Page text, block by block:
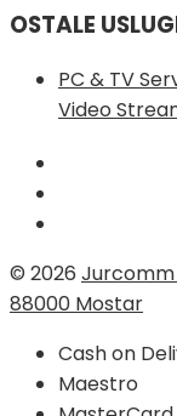
OSTALE
PC & TV
Video
© 2026 Jurcomm
88000 Mostar
Cash on
Maestro